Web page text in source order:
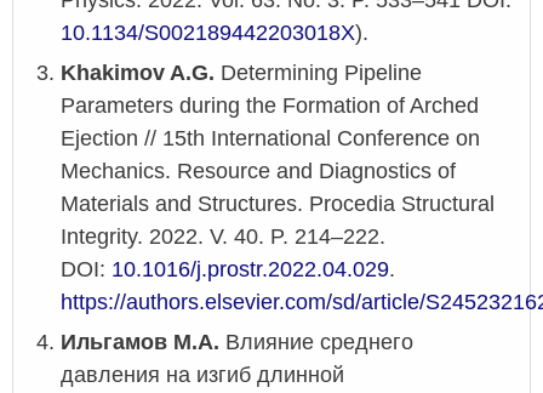
10.1134/S002189442203018X).
Khakimov A.G. Determining Pipeline
Parameters during the Formation of Arched
Ejection // 15th International Conference on
Mechanics. Resource and Diagnostics of
Materials and Structures. Procedia Structural
Integrity. 2022. V. 40. P. 214–222.
DOI: 10.1016/j.prostr.2022.04.029.
https://authors.elsevier.com/sd/article/
Ильгамов М.А. Влияние среднего
давления на изгиб длинной